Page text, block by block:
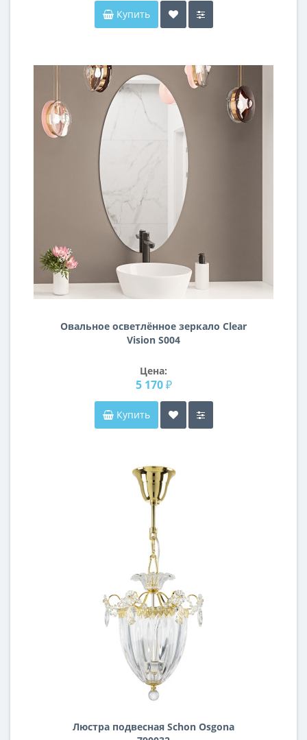
Купить
Овальное осветлённое зеркало Clear
Vision S004
Цена:
5 170 ₽
Купить
Люстра подвесная Schon Osgona